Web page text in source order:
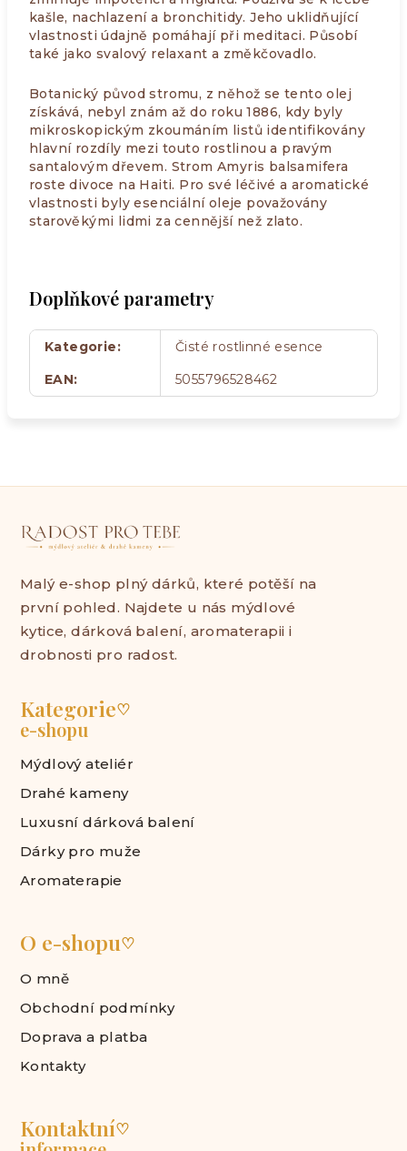
kašle, nachlazení a bronchitidy. Jeho uklidňující
vlastnosti údajně pomáhají při meditaci. Působí
také jako svalový relaxant a změkčovadlo.
Botanický původ stromu, z něhož se tento olej
získává, nebyl znám až do roku 1886, kdy byly
mikroskopickým zkoumáním listů identifikovány
hlavní rozdíly mezi touto rostlinou a pravým
santalovým dřevem. Strom Amyris balsamifera
roste divoce na Haiti. Pro své léčivé a aromatické
vlastnosti byly esenciální oleje považovány
starověkými lidmi za cennější než zlato.
Doplňkové parametry
Kategorie:
Čisté rostlinné esence
EAN: 5055796528462
Malý e-shop plný dárků, které potěší na
první pohled. Najdete u nás mýdlové
kytice, dárková balení, aromaterapii i
drobnosti pro radost.
Kategorie♡
e-shopu
Mýdlový ateliér
Drahé kameny
Luxusní dárková balení
Dárky pro muže
Aromaterapie
O e-shopu♡
O mně
Obchodní podmínky
Doprava a platba
Kontakty
Kontaktní♡